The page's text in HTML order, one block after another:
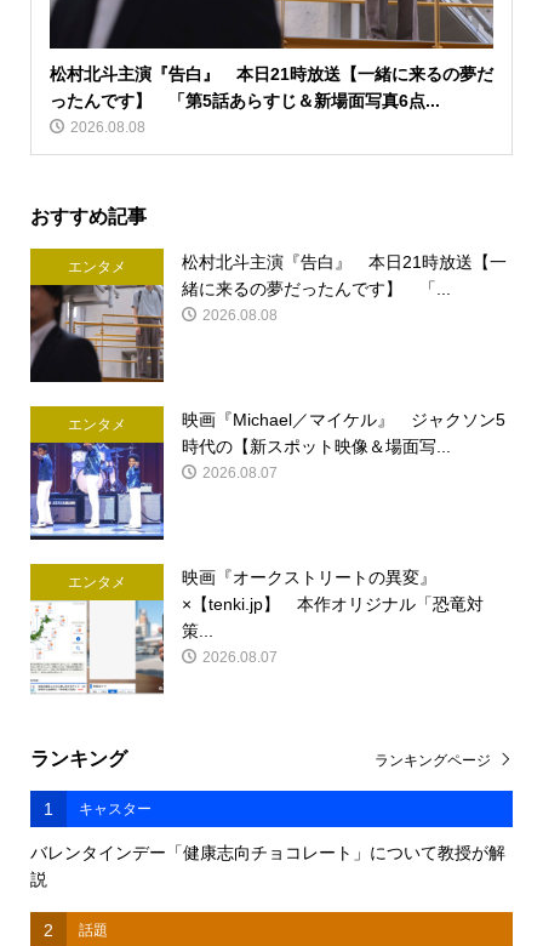
松村北斗主演『告白』 本日21時放送【一緒に来るの夢だ
ったんです】 「第5話あらすじ＆新場面写真6点...
2026.08.08
おすすめ記事
エンタメ
松村北斗主演『告白』 本日21時放送【一
緒に来るの夢だったんです】 「...
2026.08.08
エンタメ
映画『Michael／マイケル』 ジャクソン5
時代の【新スポット映像＆場面写...
2026.08.07
エンタメ
映画『オークストリートの異変』
×【tenki.jp】 本作オリジナル「恐竜対
策...
2026.08.07
ランキング
1 キャスター
バレンタインデー「健康志向チョコレート」について教授が解
説
2 話題
ランキングページ